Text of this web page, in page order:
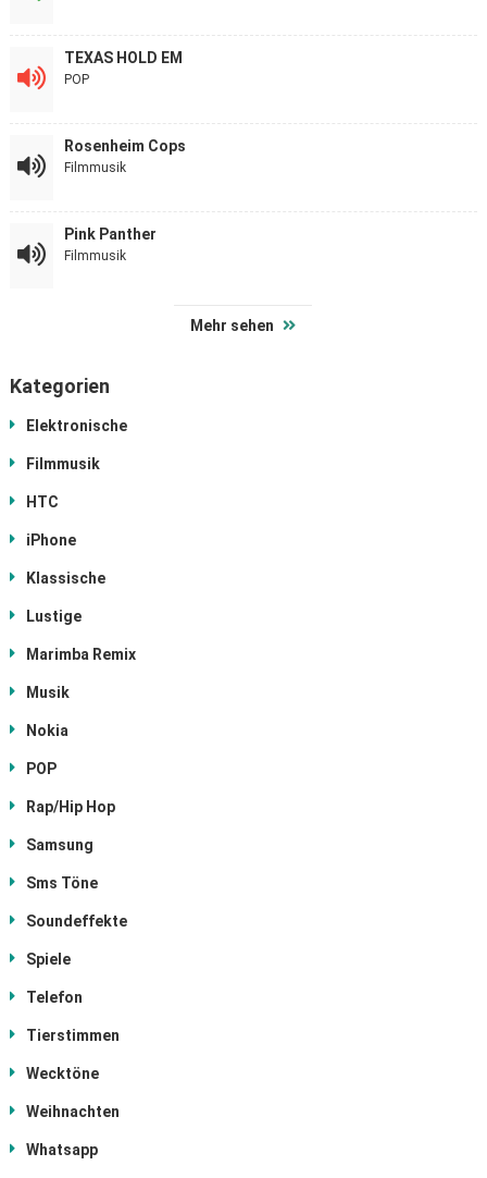
TEXAS HOLD EM
POP
Rosenheim Cops
Filmmusik
Pink Panther
Filmmusik
Mehr sehen
Kategorien
Elektronische
Filmmusik
HTC
iPhone
Klassische
Lustige
Marimba Remix
Musik
Nokia
POP
Rap/Hip Hop
Samsung
Sms Töne
Soundeffekte
Spiele
Telefon
Tierstimmen
Wecktöne
Weihnachten
Whatsapp